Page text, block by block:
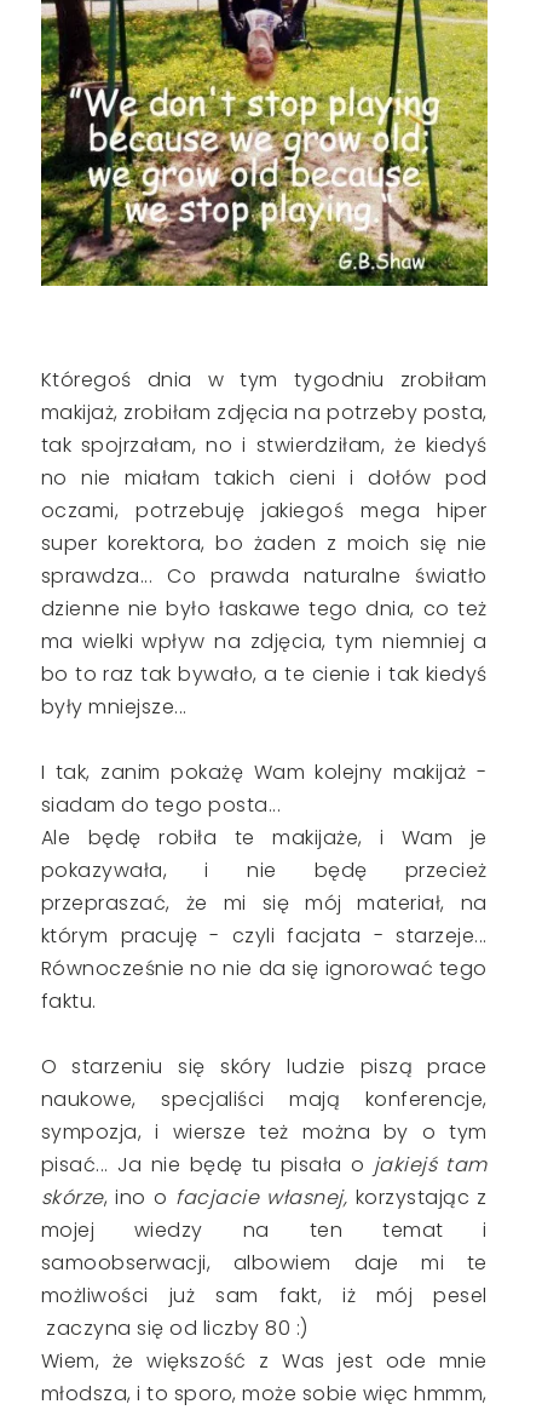
Któregoś dnia w tym tygodniu zrobiłam
makijaż, zrobiłam zdjęcia na potrzeby posta,
tak spojrzałam, no i stwierdziłam, że kiedyś
no nie miałam takich cieni i dołów pod
oczami, potrzebuję jakiegoś mega hiper
super korektora, bo żaden z moich się nie
sprawdza... Co prawda naturalne światło
dzienne nie było łaskawe tego dnia, co też
ma wielki wpływ na zdjęcia, tym niemniej a
bo to raz tak bywało, a te cienie i tak kiedyś
były mniejsze...
I tak, zanim pokażę Wam kolejny makijaż -
siadam do tego posta...
Ale będę robiła te makijaże, i Wam je
pokazywała, i nie będę przecież
przepraszać, że mi się mój materiał, na
którym pracuję - czyli facjata - starzeje...
Równocześnie no nie da się ignorować tego
faktu.
O starzeniu się skóry ludzie piszą prace
naukowe, specjaliści mają konferencje,
sympozja, i wiersze też można by o tym
pisać... Ja nie będę tu pisała o jakiejś tam
skórze, ino o facjacie własnej, korzystając z
mojej wiedzy na ten temat i
samoobserwacji, albowiem daje mi te
możliwości już sam fakt, iż mój pesel
zaczyna się od liczby 80 :)
Wiem, że większość z Was jest ode mnie
młodsza, i to sporo, może sobie więc hmmm,